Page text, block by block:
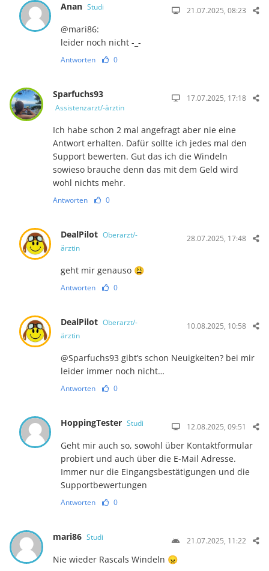
Anan Studi 21.07.2025, 08:23
@mari86:
leider noch nicht -_-
Antworten 0
Sparfuchs93
Assistenzarzt/-ärztin
17.07.2025, 17:18
Ich habe schon 2 mal angefragt aber nie eine
Antwort erhalten. Dafür sollte ich jedes mal den
Support bewerten. Gut das ich die Windeln
sowieso brauche denn das mit dem Geld wird
wohl nichts mehr.
Antworten 0
DealPilot Oberarzt/-
ärztin
28.07.2025, 17:48
geht mir genauso 😩
Antworten 0
DealPilot Oberarzt/-
ärztin
10.08.2025, 10:58
@Sparfuchs93 gibt’s schon Neuigkeiten? bei mir
leider immer noch nicht…
Antworten 0
HoppingTester Studi 12.08.2025, 09:51
Geht mir auch so, sowohl über Kontaktformular
probiert und auch über die E-Mail Adresse.
Immer nur die Eingangsbestätigungen und die
Supportbewertungen
Antworten 0
mari86 Studi 21.07.2025, 11:22
Nie wieder Rascals Windeln 😠